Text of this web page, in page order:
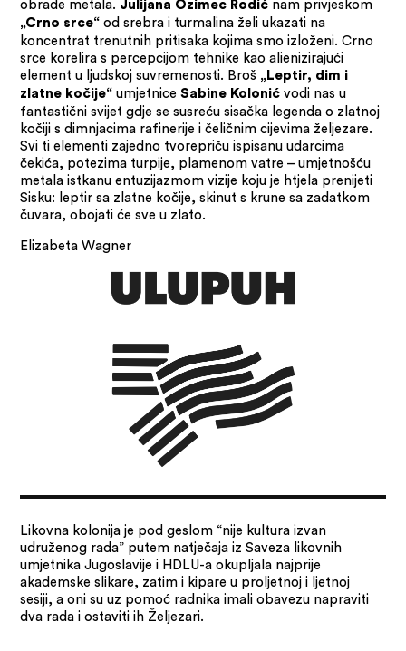
obrade metala. Julijana Ozimec Rodić nam privjeskom
„Crno srce“od srebra i turmalina želi ukazati na
koncentrat trenutnih pritisaka kojima smo izloženi. Crno
srce korelira s percepcijom tehnike kao alienizirajući
element u ljudskoj suvremenosti. Broš „Leptir, dim i
zlatne kočije“umjetniceSabine Kolonićvodi nas u
fantastični svijet gdje se susreću sisačka legenda o zlatnoj
kočiji s dimnjacima rafinerije i čeličnim cijevima željezare.
Svi ti elementi zajedno tvorepriču ispisanu udarcima
čekića, potezima turpije, plamenom vatre – umjetnošću
metala istkanu entuzijazmom vizije koju je htjela prenijeti
Sisku: leptir sa zlatne kočije, skinut s krune sa zadatkom
čuvara, obojati će sve u zlato.
Elizabeta Wagner
Likovna kolonija je pod geslom “nije kultura izvan
udruženog rada” putem natječaja iz Saveza likovnih
umjetnika Jugoslavije i HDLU-a okupljala najprije
akademske slikare, zatim i kipare u proljetnoj i ljetnoj
sesiji, a oni su uz pomoć radnika imali obavezu napraviti
dva rada i ostaviti ih Željezari.